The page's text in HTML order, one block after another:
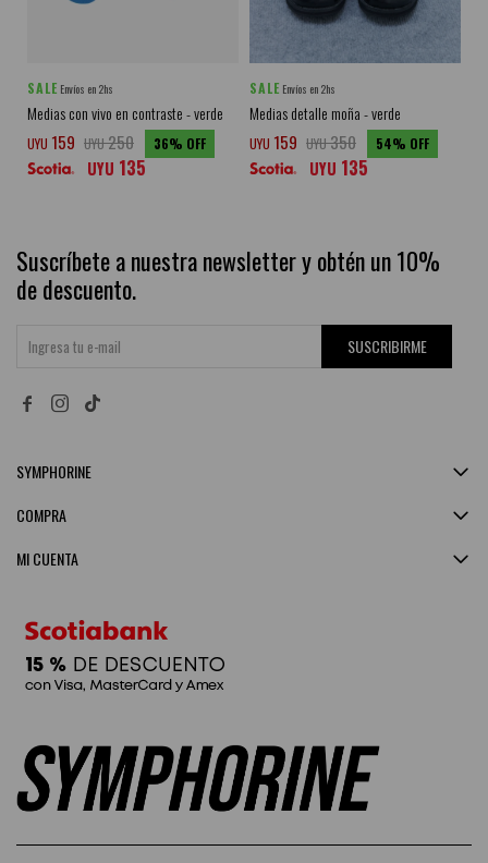
SALE Envíos en 2hs
Medias con vivo en contraste - verde
UYU 159 UYU250 36
UYU 135
SALE Envíos en 2hs
Medias detalle moña - verde
UYU 159 UYU350 54
UYU 135
Suscríbete a nuestra newsletter y obtén un 10%
de descuento.
SUSCRIBIRME
 
SYMPHORINE
MI CUENTA
COMPRA